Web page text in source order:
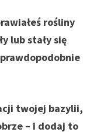
rośliny
lub stały się
twojej bazylii,
– i dodaj to